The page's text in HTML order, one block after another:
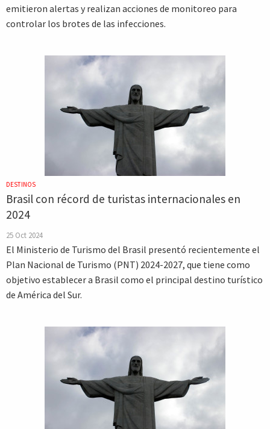
emitieron alertas y realizan acciones de monitoreo para
controlar los brotes de las infecciones.
DESTINOS
Brasil con récord de turistas internacionales en
2024
25 Oct 2024
El Ministerio de Turismo del Brasil presentó recientemente el
Plan Nacional de Turismo (PNT) 2024-2027, que tiene como
objetivo establecer a Brasil como el principal destino turístico
de América del Sur.